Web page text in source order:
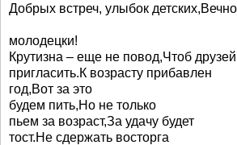
Добрых встреч, улыбок
молодецки!
Крутизна – еще не повод,Чтоб
пригласить.К возрасту прибавлен
год,Вот за это
будем пить,Но не только
пьем за возраст,За удачу будет
тост.Не сдержать восторга